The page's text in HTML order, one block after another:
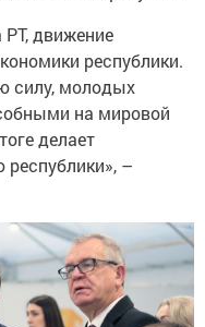
движение
республики.
силу, молодых
на мировой
делает
республики», –